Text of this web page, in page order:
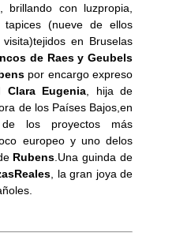
con luzpropia,
(nueve de ellos
en Bruselas
de Raes y Geubels
por encargo expreso
Clara Eugenia , hija de
de los Países Bajos,en
los proyectos más
europeo y uno delos
Rubens .Una guinda de
, la gran joya de